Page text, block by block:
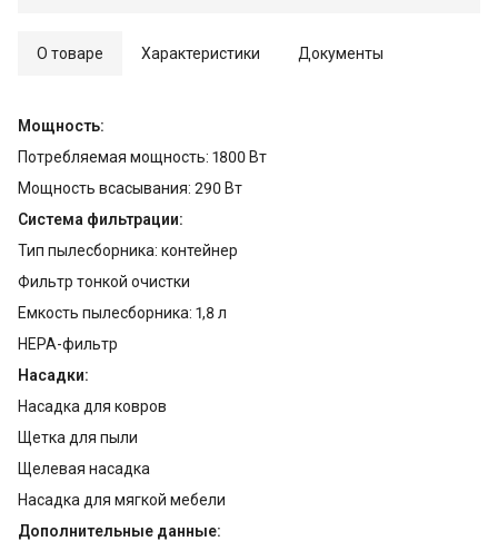
О товаре Характеристики Документы
Мощность:
Потребляемая мощность: 1800 Вт
Мощность всасывания: 290 Вт
Система фильтрации:
Тип пылесборника: контейнер
Фильтр тонкой очистки
Емкость пылесборника: 1,8 л
HEPA-фильтр
Насадки:
Насадка для ковров
Щетка для пыли
Щелевая насадка
Насадка для мягкой мебели
Дополнительные данные: